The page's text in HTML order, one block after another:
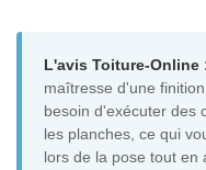
L'avis Toiture-Online
maîtresse d'une
besoin d'exécuter des
les planches, ce qui
lors de la pose tout en